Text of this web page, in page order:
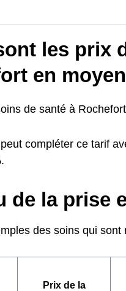
les prix
en
de santé à
compléter ce tarif
de la prise
des soins qui
Prix de la